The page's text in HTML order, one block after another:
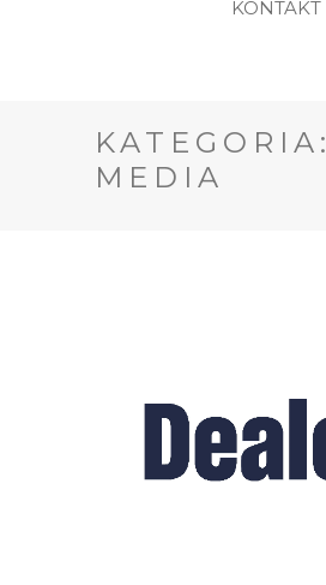
KONTAKT
KATEGORIA:
MEDIA